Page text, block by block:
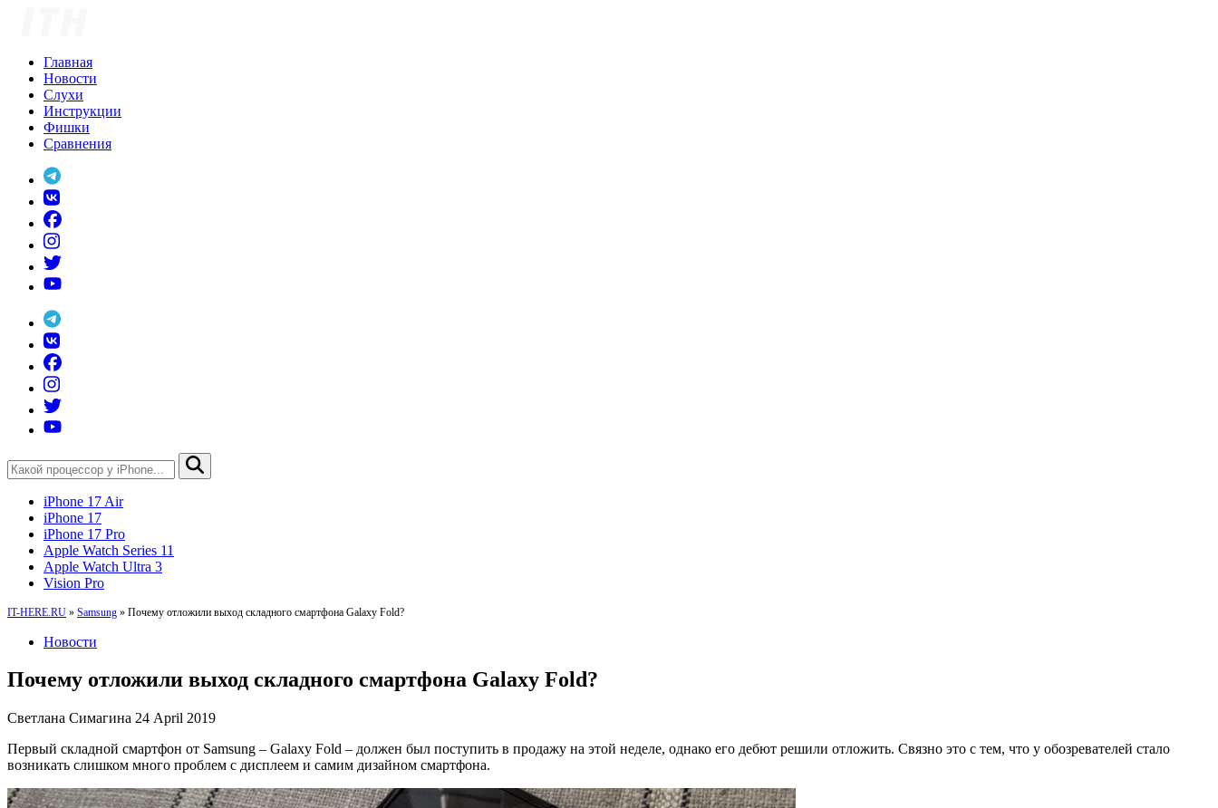
Главная
Новости
Слухи
Инструкции
Фишки
Сравнения
iPhone 17 Air
iPhone 17
iPhone 17 Pro
Apple Watch Series 11
Apple Watch Ultra 3
Vision Pro
IT-HERE.RU » Samsung » Почему отложили выход складного смартфона Galaxy Fold?
Новости
Почему отложили выход складного смартфона Galaxy Fold?
Светлана Симагина 24 April 2019
Первый складной смартфон от Samsung – Galaxy Fold – должен был поступить в продажу на этой неделе, однако его дебют решили отложить. Связно это с тем, что у обозревателей стало
возникать слишком много проблем с дисплеем и самим дизайном смартфона.